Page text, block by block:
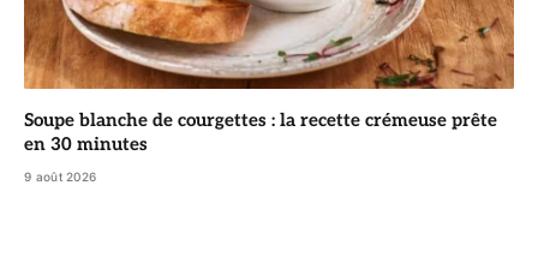
Soupe blanche de courgettes : la recette crémeuse prête
en 30 minutes
9 août 2026